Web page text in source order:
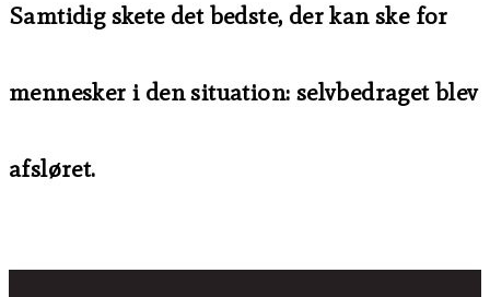
Samtidig skete det bedste, der kan ske for
mennesker i den situation: selvbedraget blev
afsløret.